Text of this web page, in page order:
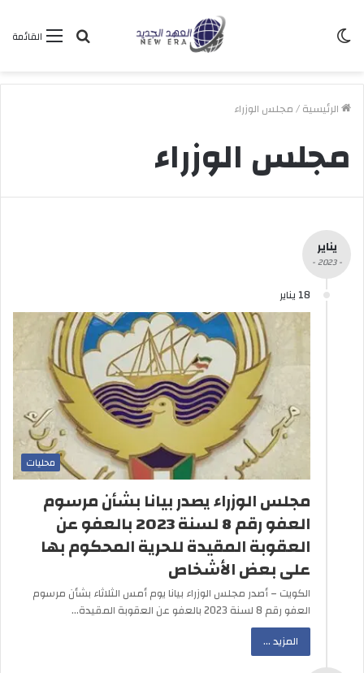
القائمة بحث
الرئيسية/مجلس الوزراء
مجلس الوزراء
يناير
- 2023 -
18 يناير
محليات
مجلس الوزراء يصدر بيانا بشأن مرسوم
العفو رقم 8 لسنة 2023 بالعفو عن
العقوبة المقيدة للحرية المحكوم بها
على بعض الأشخاص
الكويت – أصدر مجلس الوزراء بيانا يوم أمس الثلاثاء بشأن مرسوم
العفو رقم 8 لسنة 2023 بالعفو عن العقوبة المقيدة…
المزيد ...